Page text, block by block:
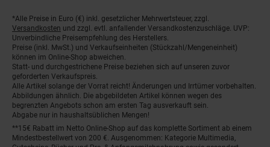
Fußnoten
*Alle Preise in Euro (€) inkl. gesetzlicher Mehrwertsteuer, zzgl.
Versandkosten und zzgl. evtl. anfallender Versandkostenzuschläge. UVP:
Unverbindliche Preisempfehlung des Herstellers.
Preise (inkl. MwSt.) und Verkaufseinheiten (Stückzahl/Mengeneinheit)
können im Online-Shop abweichen.
Statt- und durchgestrichene Preise beziehen sich auf unseren zuvor
geforderten Verkaufspreis.
Alle Artikel solange der Vorrat reicht! Änderungen und Irrtümer vorbehalten.
Abbildungen ähnlich. Die abgebildeten Artikel können wegen des
begrenzten Angebots schon am ersten Tag ausverkauft sein.
Abgabe nur in haushaltsüblichen Mengen!
**15€ Rabatt im Netto Online-Shop auf das komplette Sortiment ab einem
Mindestbestellwert von 200 €. Ausgenommen: Kategorie Multimedia,